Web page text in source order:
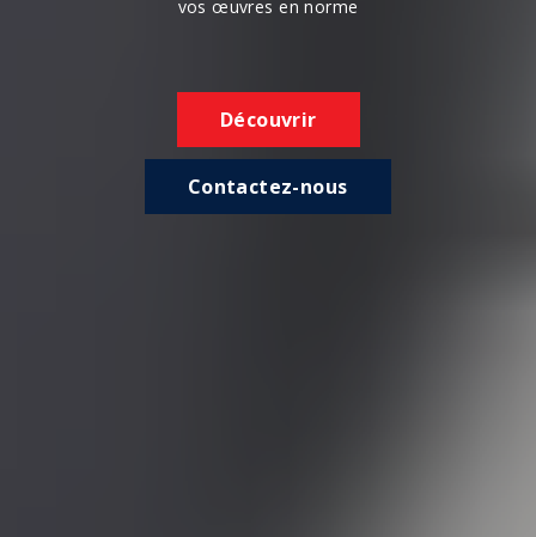
vos œuvres en norme
Découvrir
Contactez-nous